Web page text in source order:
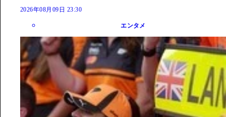
2026年08月09日 23:30
エンタメ